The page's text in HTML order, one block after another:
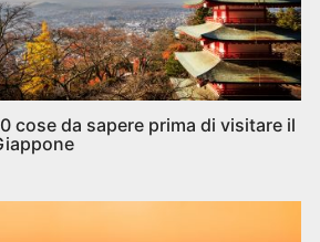
cose da sapere prima di visitare il